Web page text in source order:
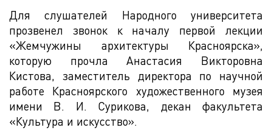
Для слушателей Народного университета
прозвенел звонок к началу первой лекции
«Жемчужины архитектуры Красноярска»,
которую прочла Анастасия Викторовна
Кистова, заместитель директора по научной
работе Красноярского художественного музея
имени В. И. Сурикова, декан факультета
«Культура и искусство».